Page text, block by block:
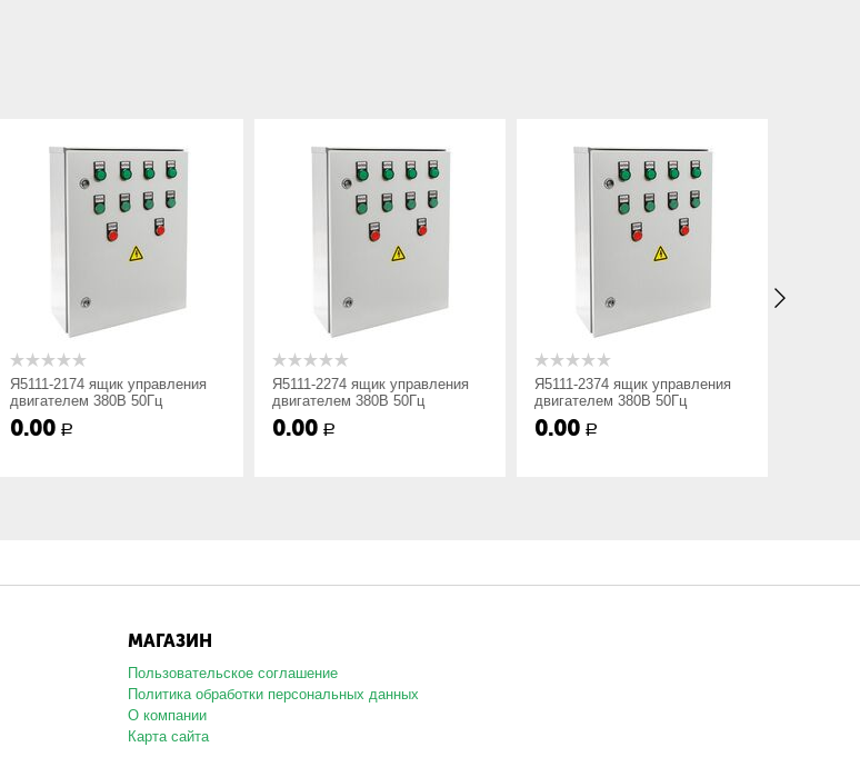
50
Стационарный
500х400х220
Я5111-2174 ящик управления
двигателем 380В 50Гц
0.00 Р
Я5111-2274 ящик управления
двигателем 380В 50Гц
0.00 Р
Я5111-2374 ящик управления
двигателем 380В 50Гц
0.00 Р
МАГАЗИН
Пользовательское соглашение
Политика обработки персональных данных
О компании
Карта сайта